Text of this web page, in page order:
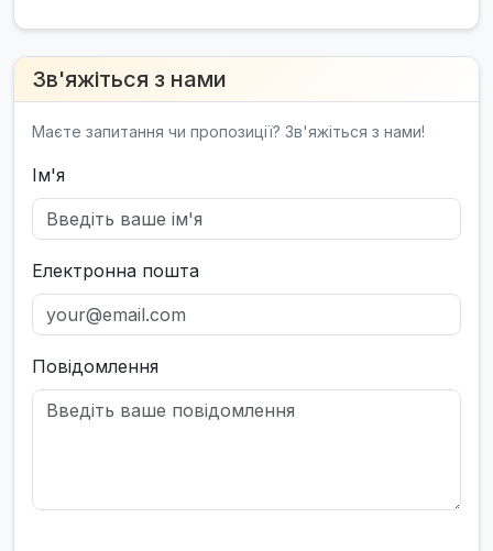
Зв'яжіться з нами
Маєте запитання чи пропозиції? Зв'яжіться з нами!
Ім'я
Електронна пошта
Повідомлення